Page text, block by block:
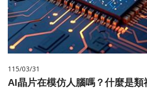
115/03/31
AI晶片在模仿人腦嗎？什麼是類